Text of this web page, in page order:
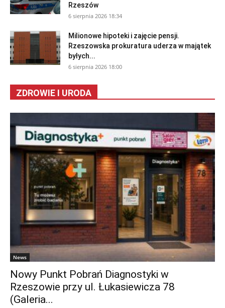
Rzeszów
6 sierpnia 2026 18:34
Milionowe hipoteki i zajęcie pensji.
Rzeszowska prokuratura uderza w majątek
byłych...
6 sierpnia 2026 18:00
ZDROWIE I URODA
News
Nowy Punkt Pobrań Diagnostyki w
Rzeszowie przy ul. Łukasiewicza 78
(Galeria...